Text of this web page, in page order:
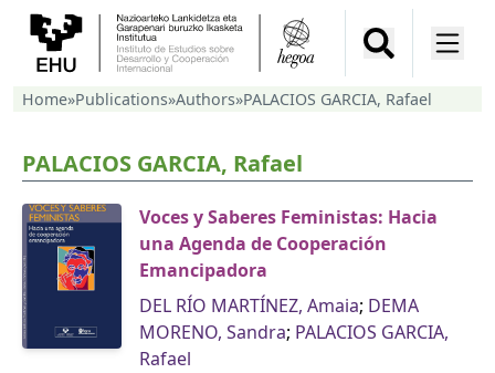
Home»Publications»Authors»PALACIOS GARCIA, Rafael
PALACIOS GARCIA, Rafael
Voces y Saberes Feministas: Hacia
una Agenda de Cooperación
Emancipadora
DEL RÍO MARTÍNEZ, Amaia; DEMA
MORENO, Sandra; PALACIOS GARCIA,
Rafael